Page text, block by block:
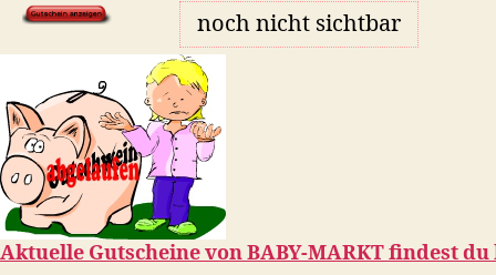
noch nicht sichtbar
Aktuelle Gutscheine vonBABY-MARKTfindest du